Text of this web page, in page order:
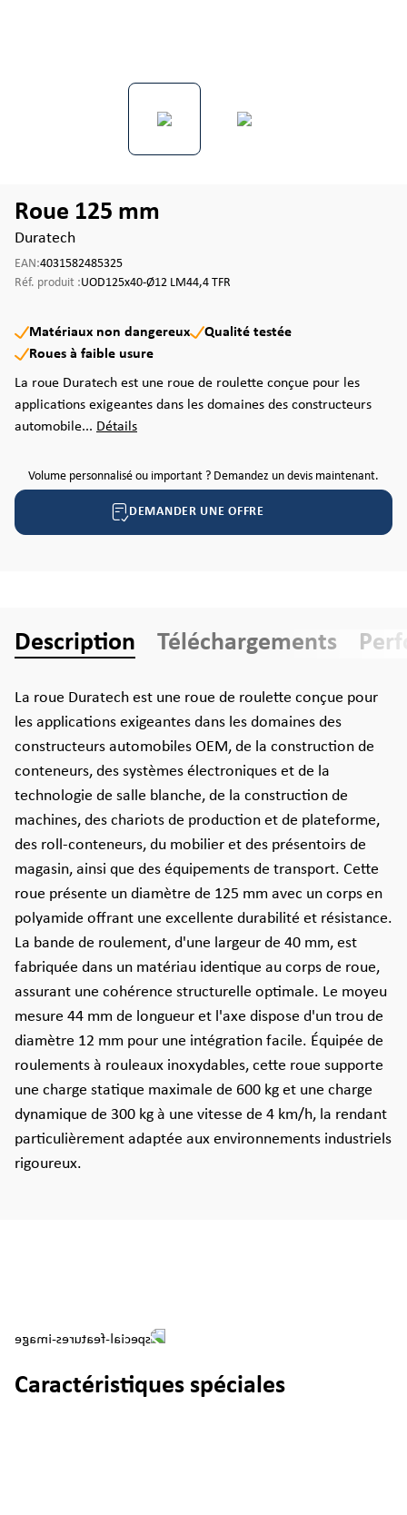
Roue 125 mm
Duratech
EAN:4031582485325
Réf. produit :UOD125x40-Ø12 LM44,4 TFR
Matériaux non dangereux
Qualité testée
Roues à faible usure
La roue Duratech est une roue de roulette conçue pour les
applications exigeantes dans les domaines des constructeurs
automobile... Détails
Volume personnalisé ou important ? Demandez un devis maintenant.
DEMANDER UNE OFFRE
Description Téléchargements
La roue Duratech est une roue de roulette conçue pour
les applications exigeantes dans les domaines des
constructeurs automobiles OEM, de la construction de
conteneurs, des systèmes électroniques et de la
technologie de salle blanche, de la construction de
machines, des chariots de production et de plateforme,
des roll-conteneurs, du mobilier et des présentoirs de
magasin, ainsi que des équipements de transport. Cette
roue présente un diamètre de 125 mm avec un corps en
polyamide offrant une excellente durabilité et résistance.
La bande de roulement, d'une largeur de 40 mm, est
fabriquée dans un matériau identique au corps de roue,
assurant une cohérence structurelle optimale. Le moyeu
mesure 44 mm de longueur et l'axe dispose d'un trou de
diamètre 12 mm pour une intégration facile. Équipée de
roulements à rouleaux inoxydables, cette roue supporte
une charge statique maximale de 600 kg et une charge
dynamique de 300 kg à une vitesse de 4 km/h, la rendant
particulièrement adaptée aux environnements industriels
rigoureux.
Caractéristiques spéciales